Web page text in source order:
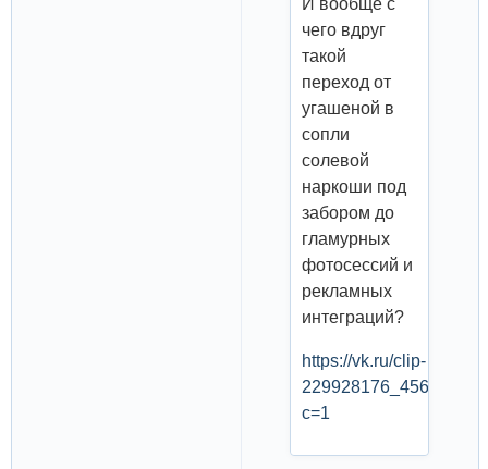
чего вдруг
такой
переход от
угашеной в
сопли
солевой
наркоши под
забором до
гламурных
фотосессий и
рекламных
интеграций?
https://vk.ru/clip-
c=1